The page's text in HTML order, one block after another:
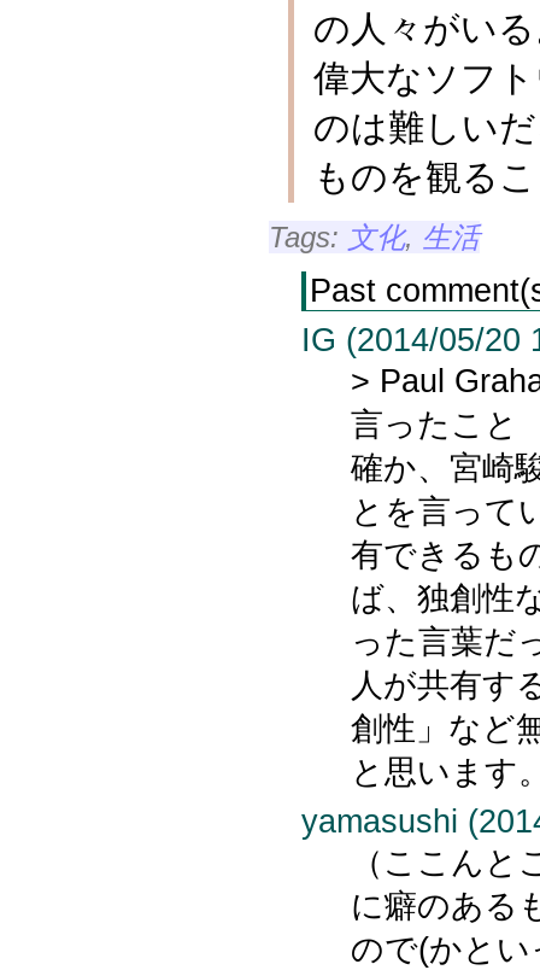
の人々がい
偉大なソフ
のは難しい
ものを観る
Tags: 文化, 生活
Past
IG (2014/05/20
> Paul
言ったこと
確か、宮崎
とを言って
有できるも
ば、独創性
った言葉だ
人が共有す
創性」など
と思います
yamasushi
（ここんと
に癖のある
ので(かと